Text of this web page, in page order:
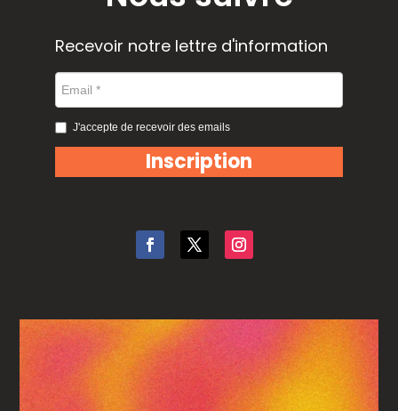
Recevoir notre lettre d'information
J'accepte de recevoir des emails
Inscription